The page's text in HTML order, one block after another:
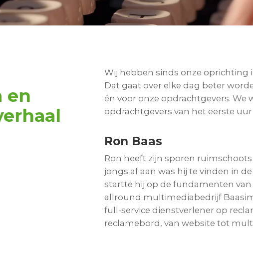
en
Wij hebben sinds onze oprichting
Dat gaat over elke dag beter
én voor onze opdrachtgevers. We
opdrachtgevers van het eerste
Ron Baas
Ron heeft zijn sporen
jongs af aan was hij te vinden in
startte hij op de fundamenten
allround multimediabedrijf
full-service dienstverlener op
reclamebord, van website tot